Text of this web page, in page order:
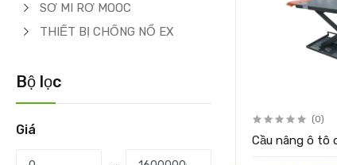
SƠ MI RƠ MOOC
THIẾT BỊ CHỐNG NỔ EX
Bộ lọc
Giá
(0)
Cầu nâng ô tô